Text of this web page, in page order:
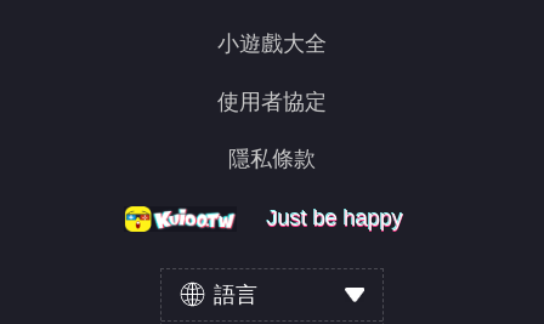
小遊戲大全
使用者協定
隱私條款
Just be happy
Just be happy
Just be happy
語言